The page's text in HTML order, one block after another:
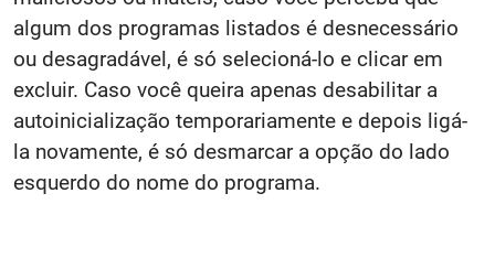
algum dos programas listados é desnecessário
ou desagradável, é só selecioná-lo e clicar em
excluir. Caso você queira apenas desabilitar a
autoinicialização temporariamente e depois ligá-
la novamente, é só desmarcar a opção do lado
esquerdo do nome do programa.